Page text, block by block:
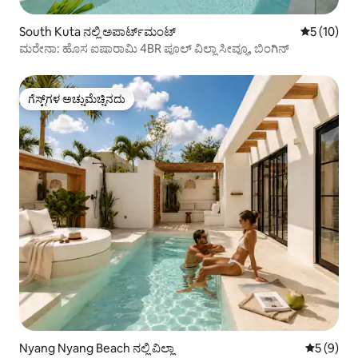
South Kuta ನಲ್ಲಿ ಅಪಾರ್ಟ್‌ಮಂಟ್ 5 ರಲ್ಲಿ 5
5 (10)
ಮರೇನಾ: ಹೊಸ ಐಷಾರಾಮಿ 4BR ಪೂಲ್ ವಿಲ್ಲಾ ಸೀವ್ಯೂ, ಬಿಂಗಿನ್
ಗೆಸ್ಟ್‌ಗಳ ಅಚ್ಚುಮೆಚ್ಚಿನದು
ಗೆಸ್ಟ್‌ಗಳ ಅಚ್ಚುಮೆಚ್ಚಿನದು
Nyang Nyang Beach ನಲ್ಲಿ ವಿಲ್ಲಾ 5 ರಲ್ಲಿ 5
5 (9)